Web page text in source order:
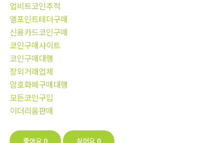
업비트코인추적
엘포인트테더구매
신용카드코인구매
코인구매사이트
코인구매대행
장외거래업체
암호화폐구매대행
모든코인구입
이더리움판매
좋아요 0 싫어요 0